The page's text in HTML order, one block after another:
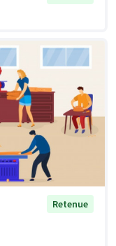
Retenue